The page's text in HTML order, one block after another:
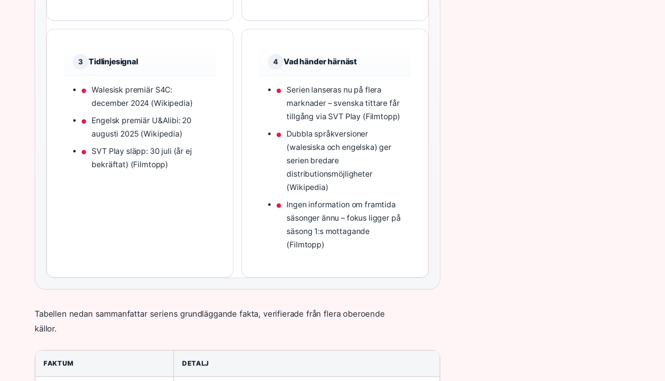
3 Tidlinjesignal
Walesisk premiär S4C:
december 2024 (Wikipedia)
Engelsk premiär U&Alibi: 20
augusti 2025 (Wikipedia)
SVT Play släpp: 30 juli (år ej
bekräftat) (Filmtopp)
4 Vad händer härnäst
Serien lanseras nu på flera
marknader – svenska tittare får
tillgång via SVT Play (Filmtopp)
Dubbla språkversioner
(walesiska och engelska) ger
serien bredare
distributionsmöjligheter
(Wikipedia)
Ingen information om framtida
säsonger ännu – fokus ligger på
säsong 1:s mottagande
(Filmtopp)
Tabellen nedan sammanfattar seriens grundläggande fakta, verifierade från flera oberoende
källor.
FAKTUM DETALJ